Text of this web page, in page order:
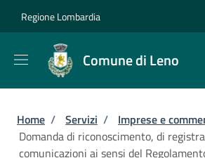
Regione Lombardia
Comune di Leno
Briciole di pane
Home / Servizi / Imprese e
Domanda di riconoscimento, di
comunicazioni ai sensi del